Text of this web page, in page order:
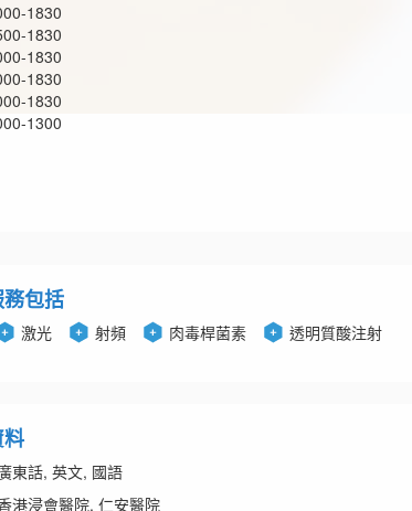
1830
1830
1830
1830
1830
1300
包括
激光 射頻 肉毒桿菌素 透明質酸注射
東話, 英文, 國語
港浸會醫院, 仁安醫院